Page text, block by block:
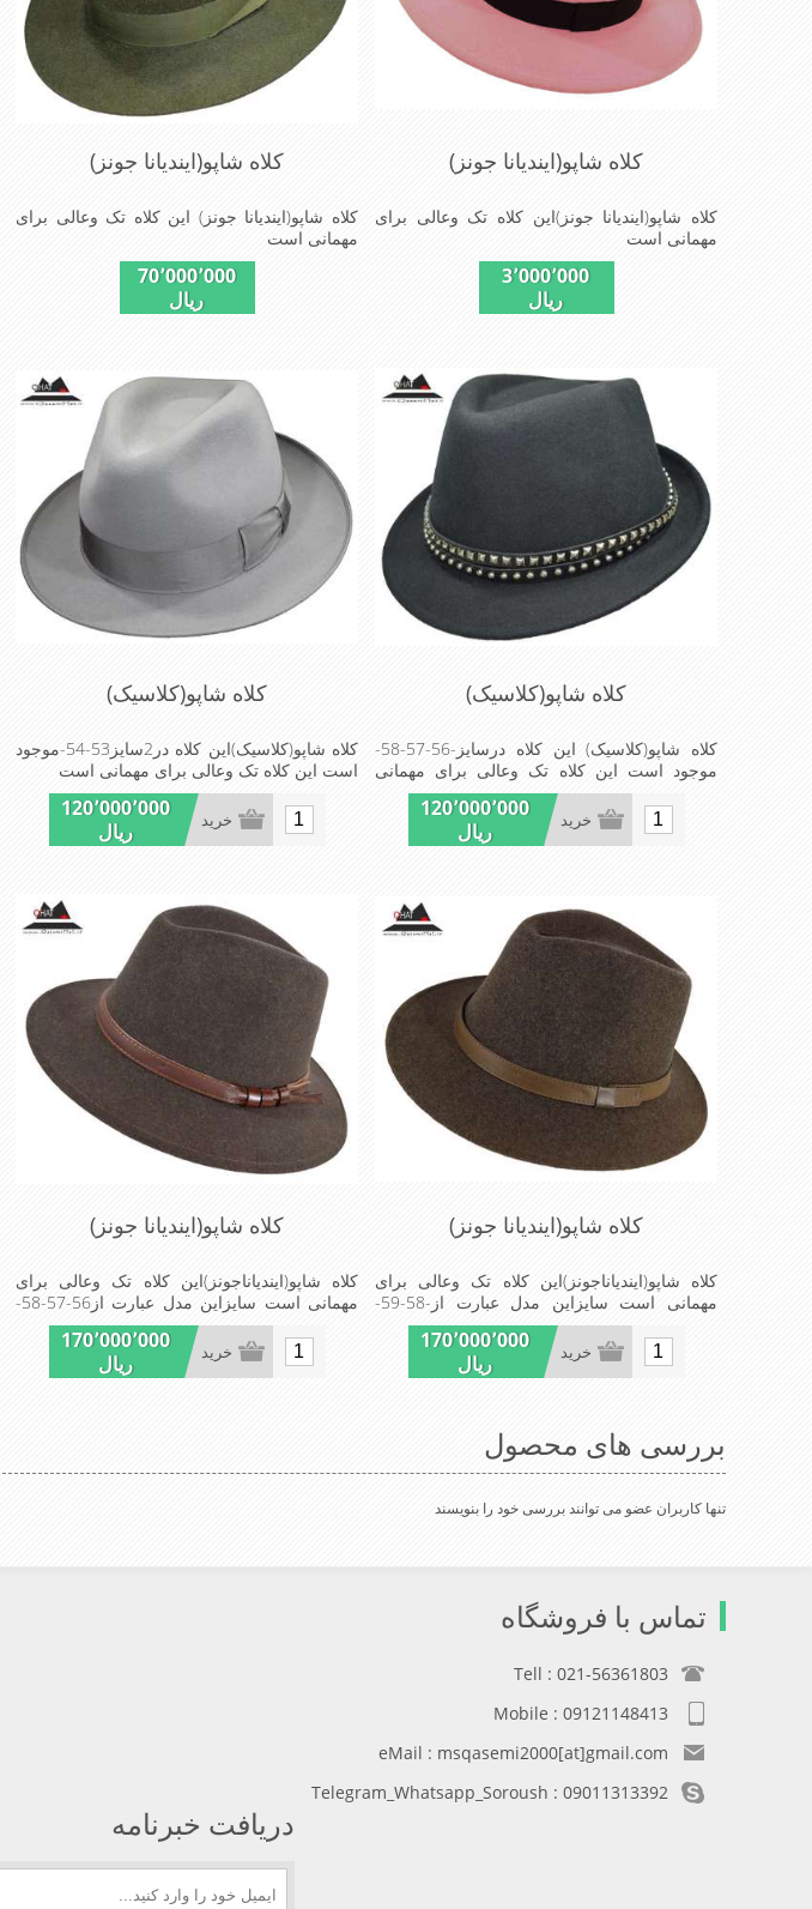
کلاه شاپو(ایندیانا جونز)
کلاه شاپو(ایندیانا جونز)این کلاه تک وعالی برای
مهمانی است
3٬000٬000
ریال
کلاه شاپو(ایندیانا جونز)
کلاه شاپو(ایندیانا جونز) این کلاه تک وعالی برای
مهمانی است
70٬000٬000
ریال
کلاه شاپو(کلاسیک)
کلاه شاپو(کلاسیک) این کلاه درسایز-56-57-58-
موجود است این کلاه تک وعالی برای مهمانی
120٬000٬000
ریال
خرید
کلاه شاپو(کلاسیک)
کلاه شاپو(کلاسیک)این کلاه در2سایز53-54-موجود
است این کلاه تک وعالی برای مهمانی است
120٬000٬000
ریال
خرید
کلاه شاپو(ایندیانا جونز)
کلاه شاپو(ایندیاناجونز)این کلاه تک وعالی برای
مهمانی است سایزاین مدل عبارت از-58-59-
موجوداست MadeinGermany www.hut-
kaufen.de
170٬000٬000
ریال
خرید
کلاه شاپو(ایندیانا جونز)
کلاه شاپو(ایندیاناجونز)این کلاه تک وعالی برای
مهمانی است سایزاین مدل عبارت از56-57-58-
59-موجوداستMadeinGermany www.hut-
kaufen.de
170٬000٬000
ریال
خرید
بررسی های محصول
تنها کاربران عضو می توانند بررسی خود را بنویسند
تماس با فروشگاه
Tell : 021-56361803
Mobile : 09121148413
eMail : msqasemi2000[at]gmail.com
Telegram_Whatsapp_Soroush : 09011313392
دریافت خبرنامه